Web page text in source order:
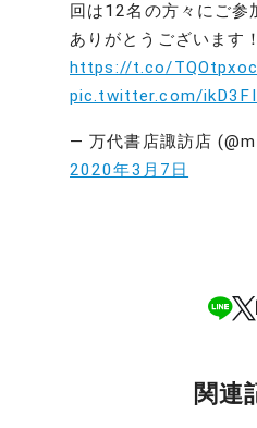
回は12名の方々にご参
ありがとうございま
https://t.co/
pic.twitter.com/
— 万代書店諏訪店
2020年3月7日
関連